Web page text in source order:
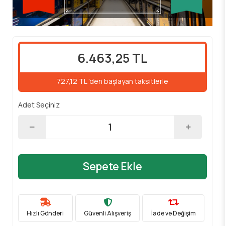
6.463,25 TL
727,12 TL 'den başlayan taksitlerle
Adet Seçiniz
Sepete Ekle
Hızlı Gönderi Güvenli Alışveriş İade ve Değişim